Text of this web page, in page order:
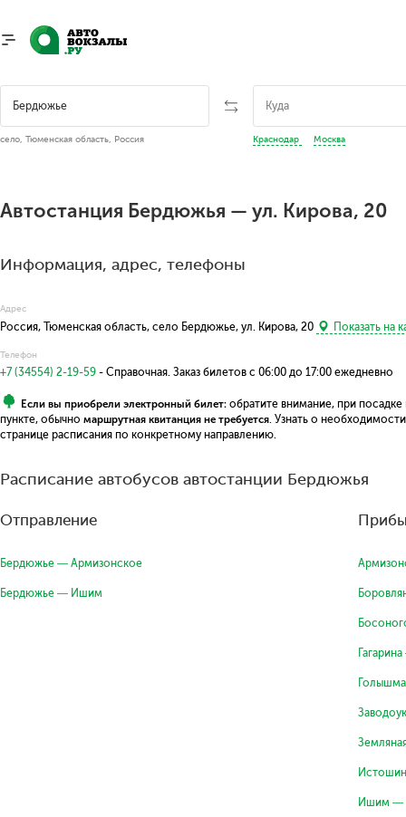
село, Тюменская область, Россия Краснодар Москва
Автостанция Бердюжья — ул. Кирова, 20
Информация, адрес, телефоны
Адрес
Россия, Тюменская область, село Бердюжье, ул. Кирова, 20 Показать на
Телефон
+7 (34554) 2-19-59 - Справочная. Заказ билетов с 06:00 до 17:00 ежедневно
Если вы приобрели электронный билет: обратите внимание, при
пункте, обычно маршрутная квитанция не требуется. Узнать о
странице расписания по конкретному направлению.
Расписание автобусов автостанции Бердюжья
Отправление
Бердюжье — Армизонское
Бердюжье — Ишим
Ишим —